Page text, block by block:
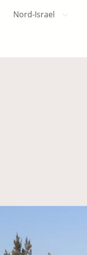
Nord-Israel